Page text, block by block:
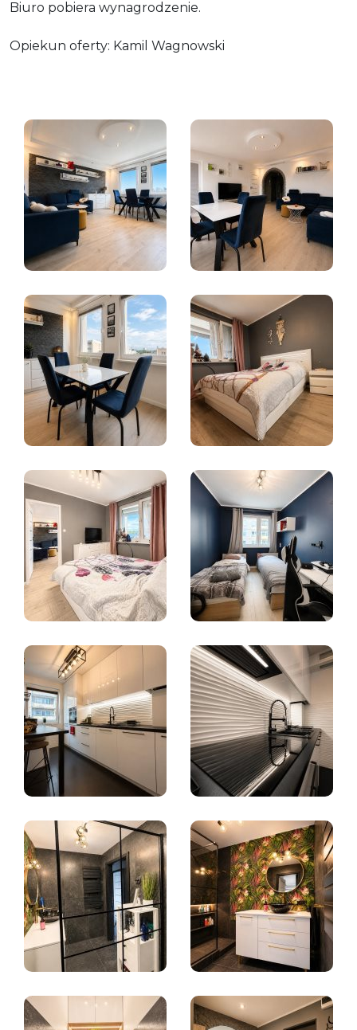
Biuro pobiera wynagrodzenie.
Opiekun oferty: Kamil Wagnowski